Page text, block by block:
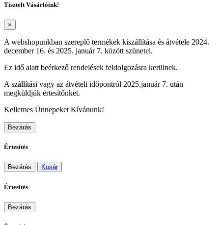
Tisztelt Vásárlóink!
×
A webshopunkban szereplő termékek kiszállítása és átvétele 2024.
december 16. és 2025. január 7. között szünetel.
Ez idő alatt beérkező rendelések feldolgozásra kerülnek.
A szállítási vagy az átvételi időpontról 2025.január 7. után
megküldjük értesítőnket.
Kellemes Ünnepeket Kívánunk!
Bezárás
Értesítés
Bezárás Kosár
Értesítés
Bezárás